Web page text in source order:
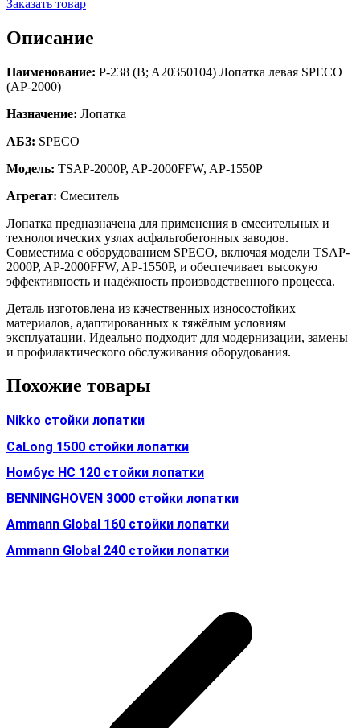
Заказать товар
Описание
Наименование: Р-238 (B; A20350104) Лопатка левая SPECO
(AP-2000)
Назначение: Лопатка
АБЗ: SPECO
Модель: TSAP-2000P, AP-2000FFW, AP-1550P
Агрегат: Смеситель
Лопатка предназначена для применения в смесительных и
технологических узлах асфальтобетонных заводов.
Совместима с оборудованием SPECO, включая модели TSAP-
2000P, AP-2000FFW, AP-1550P, и обеспечивает высокую
эффективность и надёжность производственного процесса.
Деталь изготовлена из качественных износостойких
материалов, адаптированных к тяжёлым условиям
эксплуатации. Идеально подходит для модернизации, замены
и профилактического обслуживания оборудования.
Похожие товары
Nikko стойки лопатки
CaLong 1500 стойки лопатки
Номбус HC 120 стойки лопатки
BENNINGHOVEN 3000 стойки лопатки
Ammann Global 160 стойки лопатки
Ammann Global 240 стойки лопатки